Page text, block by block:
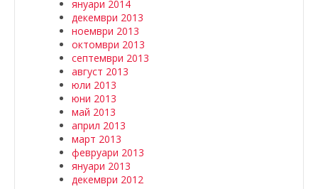
януари 2014
декември 2013
ноември 2013
октомври 2013
септември 2013
август 2013
юли 2013
юни 2013
май 2013
април 2013
март 2013
февруари 2013
януари 2013
декември 2012